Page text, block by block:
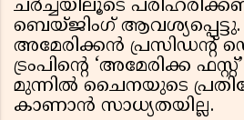
ചർച്ചയിലൂടെ
ബെയ്ജിംഗ്
അമേരിക്കൻ
ട്രംപിന്റെ ‘അമേരിക്ക
മുന്നിൽ ചൈനയുടെ
കാണാൻ സാധ്യതയില്ല.